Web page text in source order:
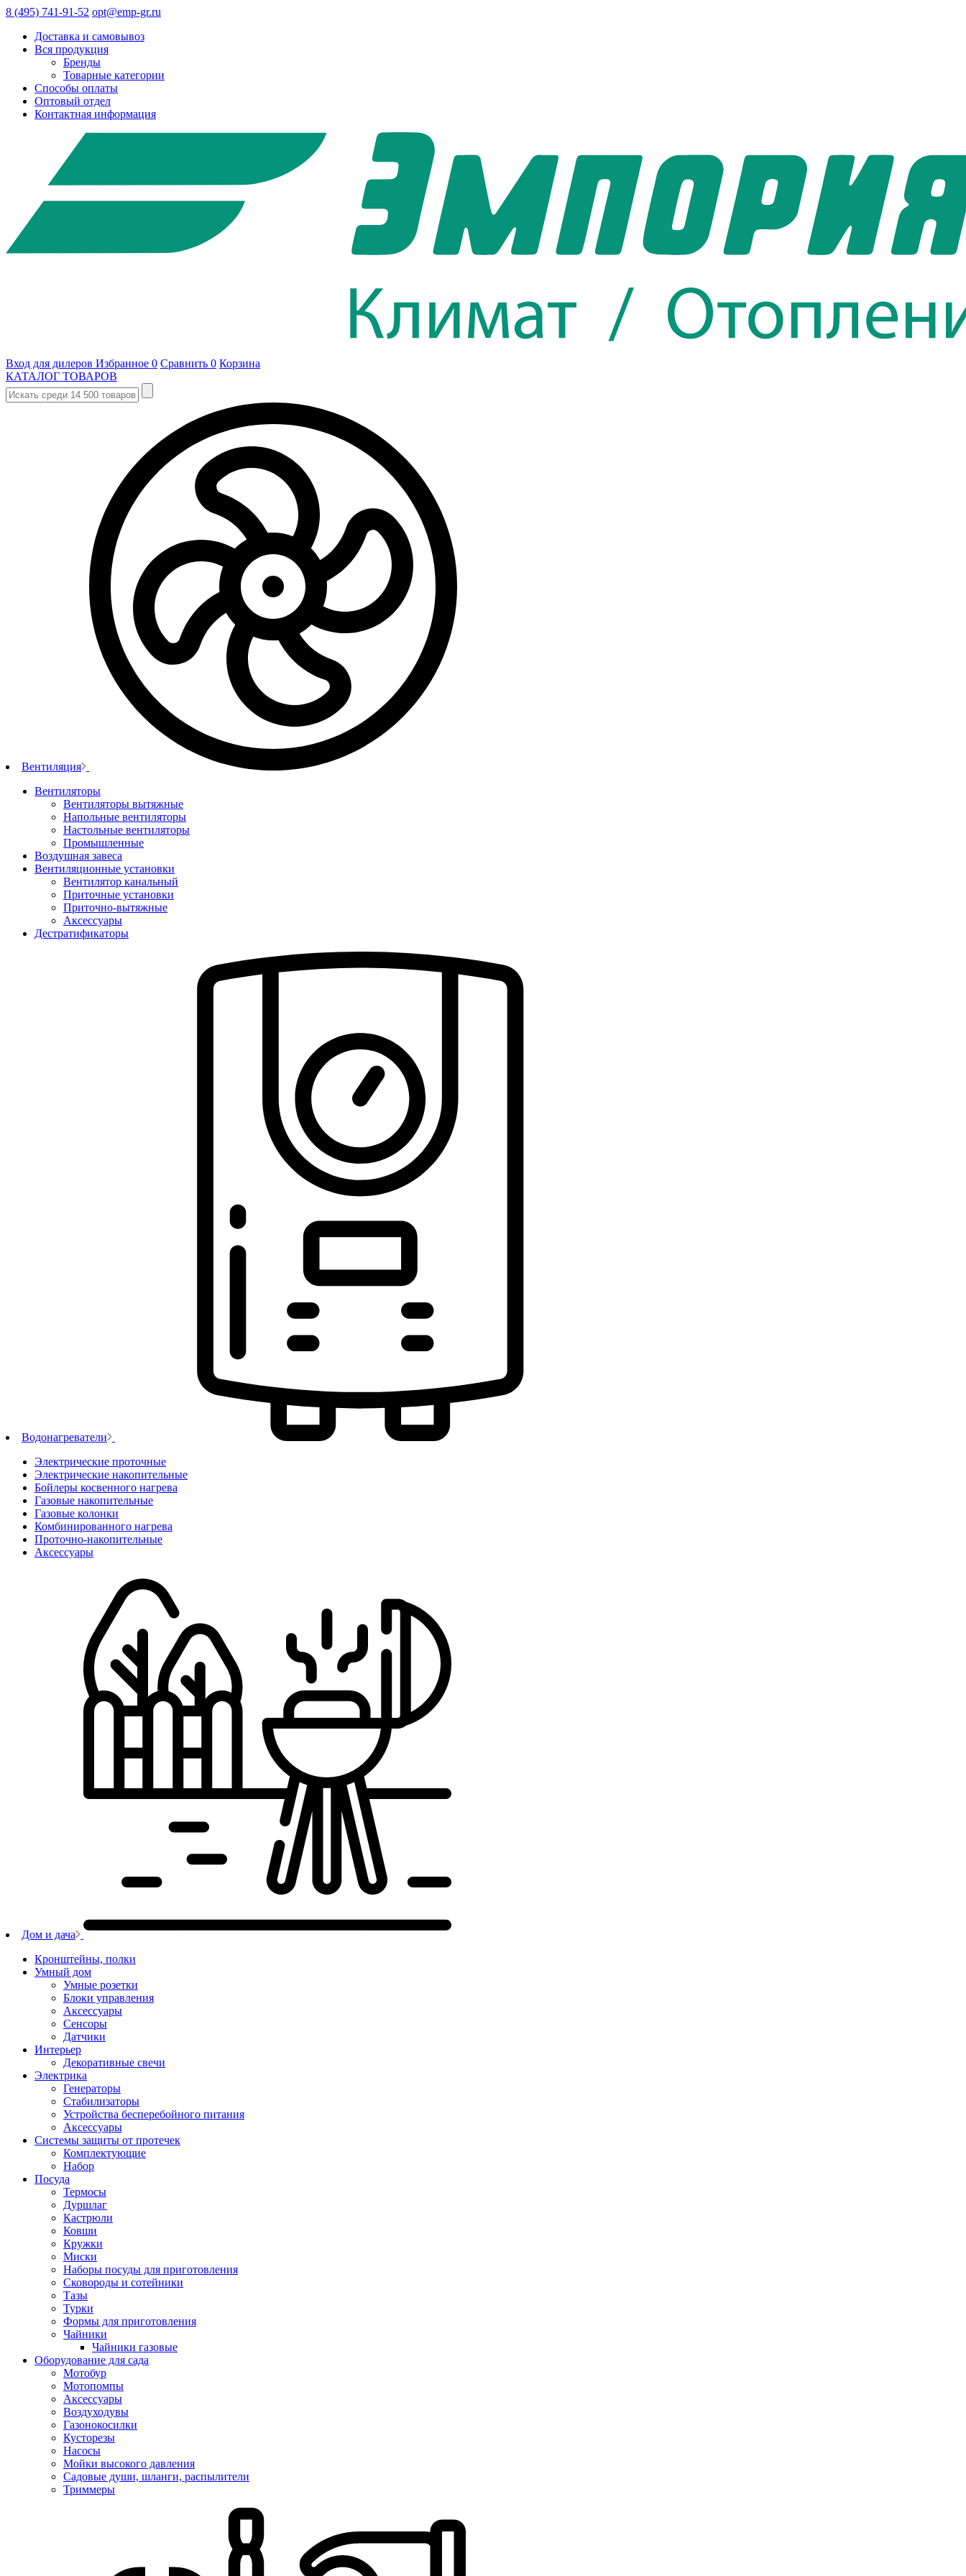
8 (495) 741-91-52 opt@emp-gr.ru
Доставка и самовывоз
Вся продукция
Бренды
Товарные категории
Способы оплаты
Оптовый отдел
Контактная информация
Вход для дилеров Избранное 0 Сравнить 0 Корзина
КАТАЛОГ ТОВАРОВ
Вентиляция
Вентиляторы
Вентиляторы вытяжные
Напольные вентиляторы
Настольные вентиляторы
Промышленные
Воздушная завеса
Вентиляционные установки
Вентилятор канальный
Приточные установки
Приточно-вытяжные
Аксессуары
Дестратификаторы
Водонагреватели
Электрические проточные
Электрические накопительные
Бойлеры косвенного нагрева
Газовые накопительные
Газовые колонки
Комбинированного нагрева
Проточно-накопительные
Аксессуары
Дом и дача
Кронштейны, полки
Умный дом
Умные розетки
Блоки управления
Аксессуары
Сенсоры
Датчики
Интерьер
Декоративные свечи
Электрика
Генераторы
Стабилизаторы
Устройства бесперебойного питания
Аксессуары
Системы защиты от протечек
Комплектующие
Набор
Посуда
Термосы
Дуршлаг
Кастрюли
Ковши
Кружки
Миски
Наборы посуды для приготовления
Сковороды и сотейники
Тазы
Турки
Формы для приготовления
Чайники
Чайники газовые
Оборудование для сада
Мотобур
Мотопомпы
Аксессуары
Воздуходувы
Газонокосилки
Кусторезы
Насосы
Мойки высокого давления
Садовые души, шланги, распылители
Триммеры